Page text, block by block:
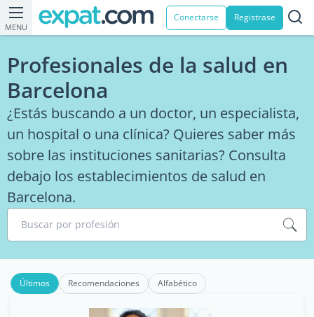
MENU
Conectarse Registrase
Profesionales de la salud en
Barcelona
¿Estás buscando a un doctor, un especialista,
un hospital o una clínica? Quieres saber más
sobre las instituciones sanitarias? Consulta
debajo los establecimientos de salud en
Barcelona.
Buscar por profesión
Últimos Recomendaciones Alfabético